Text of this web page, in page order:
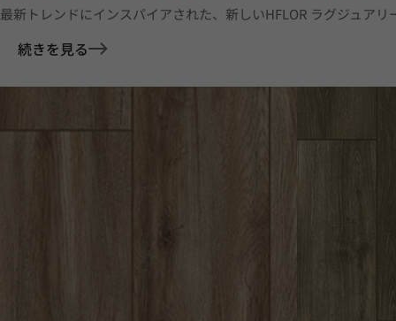
最新トレンドにインスパイアされた、新しいHFLOR ラグジュア
続きを見る